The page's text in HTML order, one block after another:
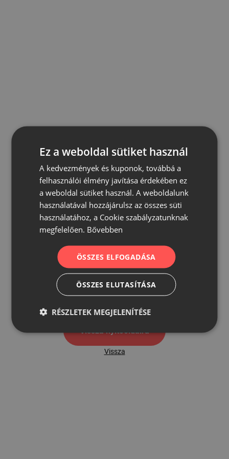
500
Vissza nyítóoldalra
Vissza
Ez a weboldal sütiket használ
A kedvezmények és kuponok, továbbá a
felhasználói élmény javítása érdekében ez
a weboldal sütiket használ. A weboldalunk
használatával hozzájárulsz az összes süti
használatához, a Cookie szabályzatunknak
megfelelően. Bővebben
ÖSSZES ELFOGADÁSA
ÖSSZES ELUTASÍTÁSA
RÉSZLETEK MEGJELENÍTÉSE